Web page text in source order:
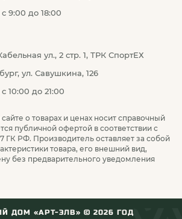
9:00 до 18:00
ул., 2 стр. 1, ТРК СпортЕХ
ул. Савушкина, 126
10:00 до 21:00
о товарах и ценах носит справочный
публичной офертой в соответствии с
ГК РФ. Производитель оставляет за собой
товара, его внешний вид,
без предварительного уведомления
ДОМ «АРТ-ЭЛВ» © 2026 ГОД